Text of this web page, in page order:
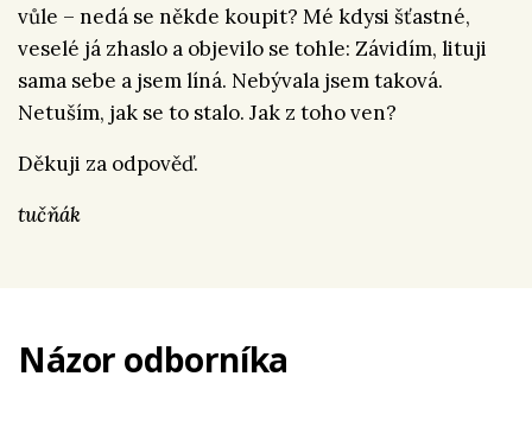
vůle – nedá se někde koupit? Mé kdysi šťastné,
veselé já zhaslo a objevilo se tohle: Závidím, lituji
sama sebe a jsem líná. Nebývala jsem taková.
Netuším, jak se to stalo. Jak z toho ven?
Děkuji za odpověď.
tučňák
Názor odborníka